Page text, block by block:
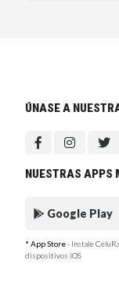
ÚNASE A
NUESTRAS APPS
Google Play
* App Store- Instale
dispositivos iOS